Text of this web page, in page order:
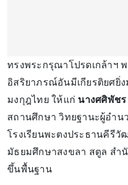
ทรงพระกรุณาโปรดเกล้าฯ
อิสริยาภรณ์อันมีเกียรติยศยิ่
มงกุฎไทย ให้แก่ นางศศิพัช
สถานศึกษา วิทยฐานะผู้อำน
โรงเรียนพะตงประธานคีรี
มัธยมศึกษาสงขลา สตูล สำ
ขึ้นพื้นฐาน